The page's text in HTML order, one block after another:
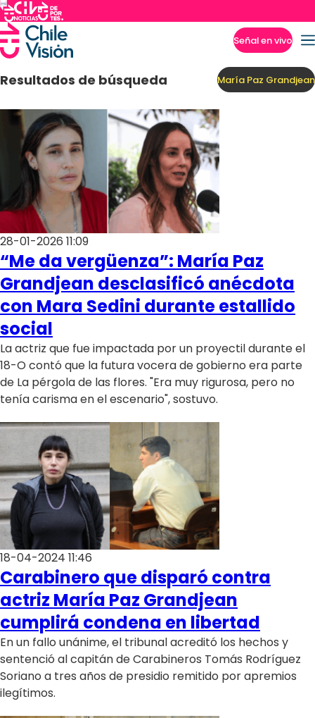
Señal en vivo
Resultados de búsqueda María Paz Grandjean
28-01-2026 11:09
“Me da vergüenza”: María Paz
Grandjean desclasificó anécdota
con Mara Sedini durante estallido
social
La actriz que fue impactada por un proyectil durante el
18-O contó que la futura vocera de gobierno era parte
de La pérgola de las flores. "Era muy rigurosa, pero no
tenía carisma en el escenario", sostuvo.
18-04-2024 11:46
Carabinero que disparó contra
actriz María Paz Grandjean
cumplirá condena en libertad
En un fallo unánime, el tribunal acreditó los hechos y
sentenció al capitán de Carabineros Tomás Rodríguez
Soriano a tres años de presidio remitido por apremios
ilegítimos.
Imperdibles
Programas
Club De La Comedia
Contigo en Directo
Plan Perfecto
Sabingo
Todos Los Programas